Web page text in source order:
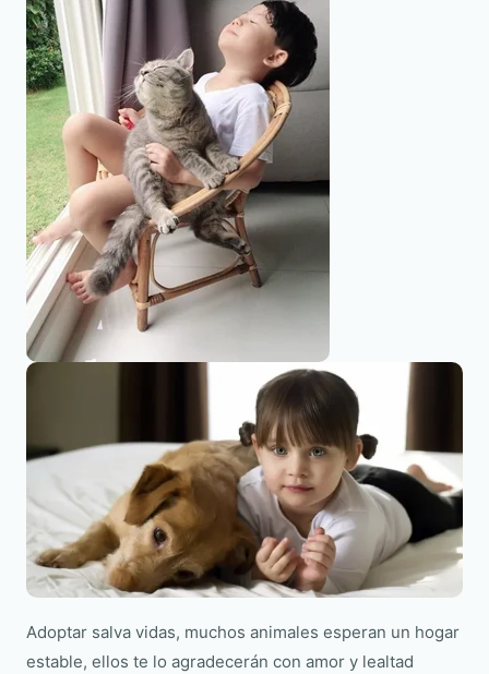
Adoptar salva vidas, muchos animales esperan un hogar
estable, ellos te lo agradecerán con amor y lealtad